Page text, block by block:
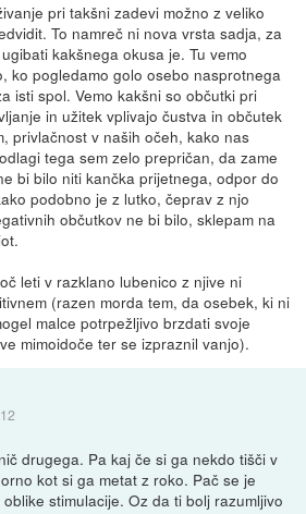
pri takšni zadevi možno z veliko
To namreč ni nova vrsta sadja, za
kakšnega okusa je. Tu vemo
ko pogledamo golo osebo nasprotnega
isti spol. Vemo kakšni so občutki pri
in užitek vplivajo čustva in občutek
privlačnost v naših očeh, kako nas
tega sem zelo prepričan, da zame
bi bilo niti kančka prijetnega, odpor do
podobno je z lutko, čeprav z njo
občutkov ne bi bilo, sklepam na
leti v razklano lubenico z njive ni
(razen morda tem, da osebek, ki ni
malce potrpežljivo brzdati svoje
mimoidoče ter se izpraznil vanjo).
drugega. Pa kaj če si ga nekdo tišči v
kot si ga metat z roko. Pač se je
stimulacije. Oz da ti bolj razumljivo